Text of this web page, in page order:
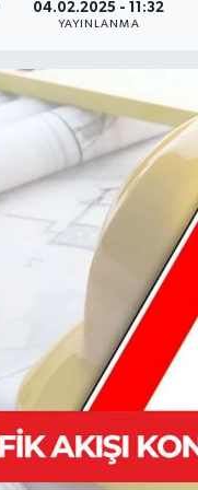
04.02.2025 - 11:32
YAYINLANMA